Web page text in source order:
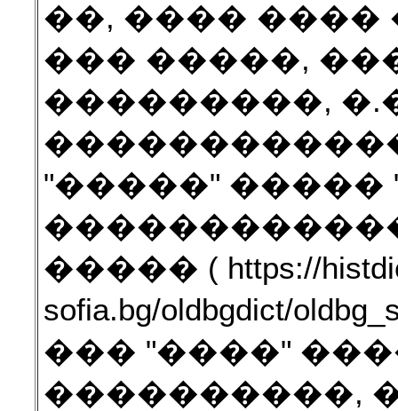
��, ���� ����
��� �����,
���������,
"�����" �����
����� ( https://
sofia.bg/oldbgdict/
��� "����"
����������,